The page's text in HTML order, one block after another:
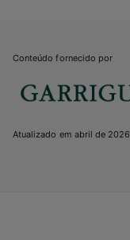
Conteúdo fornecido por
Atualizado em abril de 2026